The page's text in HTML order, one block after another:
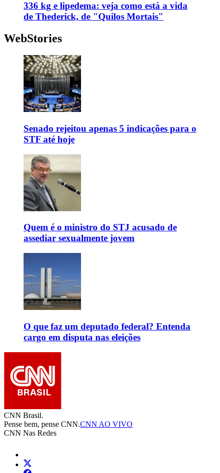
336 kg e lipedema: veja como está a vida
de Thederick, de "Quilos Mortais"
WebStories
Senado rejeitou apenas 5 indicações para o
STF até hoje
Quem é o ministro do STJ acusado de
assediar sexualmente jovem
O que faz um deputado federal? Entenda
cargo em disputa nas eleições
CNN Brasil.
Pense bem, pense CNN.CNN AO VIVO
CNN Nas Redes